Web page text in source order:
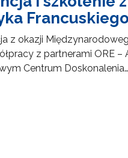
Francuskiego
z okazji
z partnerami ORE –
Centrum Doskonalenia…